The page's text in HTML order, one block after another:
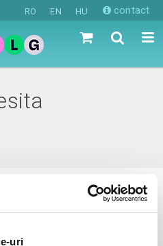
uri
RO EN HU contact
viitorul apropiat